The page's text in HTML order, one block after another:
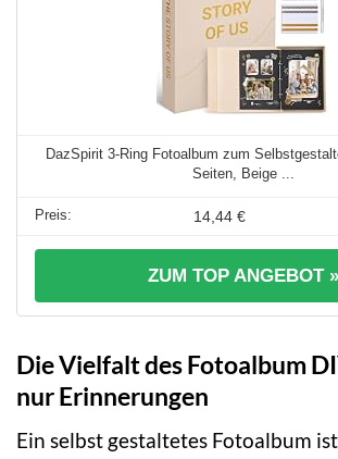
DazSpirit 3-Ring Fotoalbum zum
Seiten, Beige ...
14,44 €
ZUM TOP ANGEBOT »
Die Vielfalt des Fotoalbum
nur Erinnerungen
Ein selbst gestaltetes Fotoalbum